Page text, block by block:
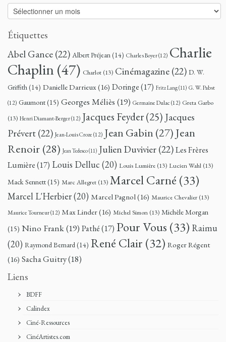
Archives
Étiquettes
Abel Gance(22) Albert Préjean(14) Charles Boyer(12) Charlie
Chaplin(47) Charlot (13) Cinémagazine(22) D. W.
Griffith(14) Danielle Darrieux(16) Doringe(17) Fritz Lang(11) G. W. Pabst
(12) Gaumont(15) Georges Méliès (19) Germaine Dulac (12) Greta Garbo
(13) Henri Diamant-Berger(12) Jacques Feyder(25) Jacques
Prévert(22) Jean-Louis Croze (12) Jean Gabin (27) Jean
Renoir (28) Jean Tedesco(11) Julien Duvivier(22)Les Frères
Lumière(17) Louis Delluc (20) Louis Lumière (13) Lucien Wahl (13)
Mack Sennett(15) Marc Allegret (13) Marcel Carné (33)
Marcel L'Herbier(20) Marcel Pagnol(16) Maurice Chevalier (13)
Maurice Tourneur(12) Max Linder(16) Michel Simon (13) Michèle Morgan
(15) Nino Frank(19) Pathé(17) Pour Vous (33) Raimu
(20) Raymond Bernard(14) René Clair (32) Roger Régent
(16) Sacha Guitry(18)
Liens
BDFF
Calindex
Ciné-Ressources
CinéArtistes.com